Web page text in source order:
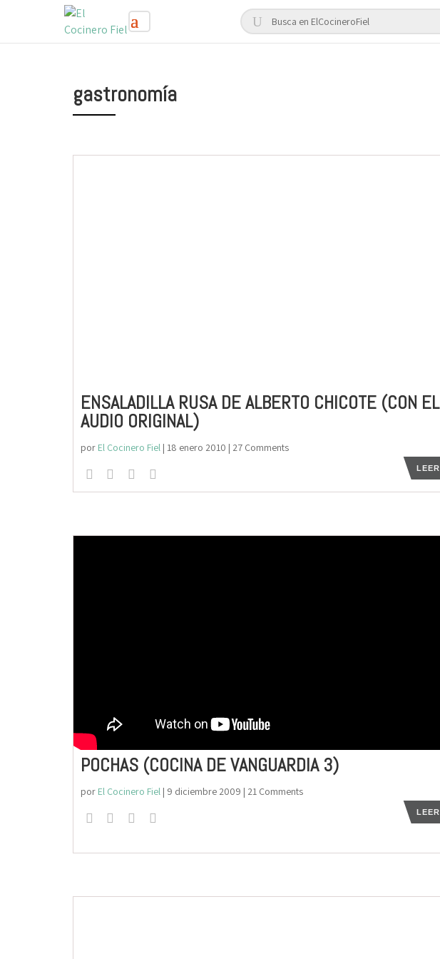
gastronomía
ENSALADILLA RUSA DE ALBERTO CHICOTE (CON EL
AUDIO ORIGINAL)
por El Cocinero Fiel| 18 enero 2010 | 27 Comments
LEER
POCHAS (COCINA DE VANGUARDIA 3)
por El Cocinero Fiel| 9 diciembre 2009 | 21 Comments
LEER